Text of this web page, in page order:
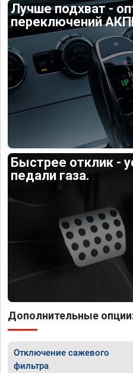
Лучше подхват -
переключений
Быстрее отклик -
педали газа.
Дополнительные
Отключение сажевого
фильтра